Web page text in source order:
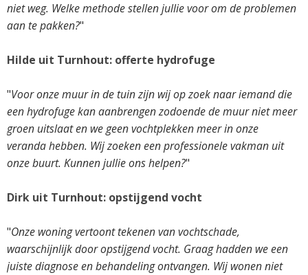
niet weg. Welke methode stellen jullie voor om de problemen
aan te pakken?"
Hilde uit Turnhout: offerte hydrofuge
"Voor onze muur in de tuin zijn wij op zoek naar iemand die
een hydrofuge kan aanbrengen zodoende de muur niet meer
groen uitslaat en we geen vochtplekken meer in onze
veranda hebben. Wij zoeken een professionele vakman uit
onze buurt. Kunnen jullie ons helpen?"
Dirk uit Turnhout: opstijgend vocht
"Onze woning vertoont tekenen van vochtschade,
waarschijnlijk door opstijgend vocht. Graag hadden we een
juiste diagnose en behandeling ontvangen. Wij wonen niet